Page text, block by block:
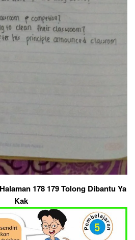
178 179 Tolong Dibantu Ya
Kak